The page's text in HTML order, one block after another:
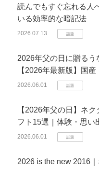
読んでもすぐ忘れる人
いる効率的な暗記法
2026.07.13 話題
2026年父の日に贈る
【2026年最新版】国
2026.06.01 話題
【2026年父の日】ネ
フト15選｜体験・思い
2026.06.01 話題
2026 is the new 2016